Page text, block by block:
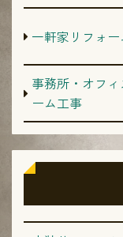
一軒家リフォ
事務所・オフィ
ーム工事